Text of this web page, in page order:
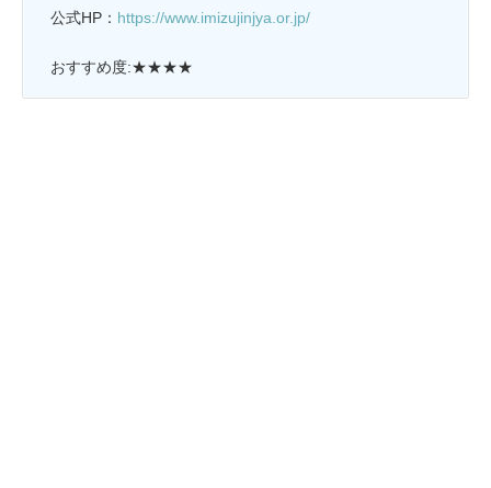
公式HP： https://www.imizujinjya.or.jp/
おすすめ度:★★★★